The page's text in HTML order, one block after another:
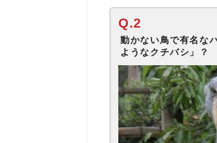
Q.2
動かない鳥で有名な
ようなクチバシ」？